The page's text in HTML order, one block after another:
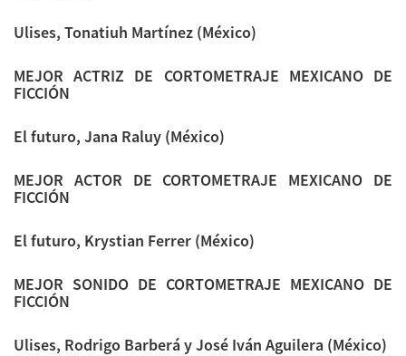
Ulises, Tonatiuh Martínez (México)
MEJOR ACTRIZ DE CORTOMETRAJE MEXICANO DE
FICCIÓN
El futuro, Jana Raluy (México)
MEJOR ACTOR DE CORTOMETRAJE MEXICANO DE
FICCIÓN
El futuro, Krystian Ferrer (México)
MEJOR SONIDO DE CORTOMETRAJE MEXICANO DE
FICCIÓN
Ulises, Rodrigo Barberá y José Iván Aguilera (México)